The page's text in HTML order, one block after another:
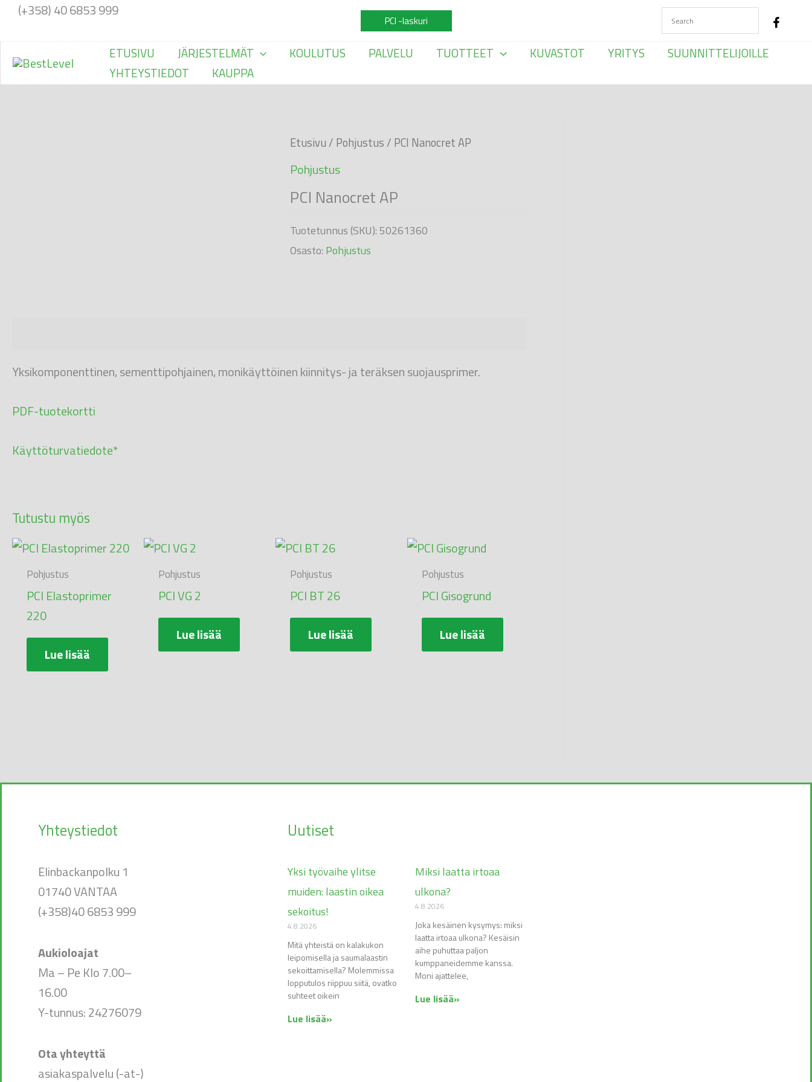
Siirry(+358) 40 6853 999
PCI -laskuri
ETUSIVU JÄRJESTELMÄT KOULUTUS PALVELU TUOTTEET KUVASTOT YRITYS
SUUNNITTELIJOILLE
YHTEYSTIEDOT
KAUPPA
Etusivu/ Pohjustus/ PCI Nanocret AP
Pohjustus
PCI Nanocret AP
Tuotetunnus (SKU): 50261360
Osasto: Pohjustus
Yksikomponenttinen, sementtipohjainen, monikäyttöinen kiinnitys- ja teräksen suojausprimer.
PDF-tuotekortti
Käyttöturvatiedote*
Tutustu myös
Pohjustus
PCI Elastoprimer
220
Lue lisää
Pohjustus
PCI VG 2
Lue lisää
Pohjustus
PCI BT 26
Lue lisää
Pohjustus
PCI Gisogrund
Lue lisää
Yhteystiedot
Elinbackanpolku 1
01740 VANTAA
(+358)40 6853 999
Aukioloajat
Ma – Pe Klo 7.00–
16.00
Y-tunnus: 24276079
Ota yhteyttä
asiakaspalvelu (-at-)
Uutiset
Yksi työvaihe ylitse
muiden: laastin oikea
sekoitus!
4.8.2026
Mitä yhteistä on kalakukon
leipomisella ja saumalaastin
sekoittamisella? Molemmissa
lopputulos riippuu siitä, ovatko
suhteet oikein
Lue lisää»
Miksi laatta irtoaa
ulkona?
4.8.2026
Joka kesäinen kysymys: miksi
laatta irtoaa ulkona? Kesäisin
aihe puhuttaa paljon
kumppaneidemme kanssa.
Moni ajattelee,
Lue lisää»